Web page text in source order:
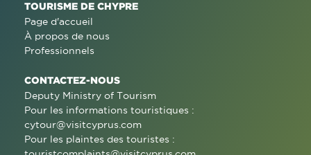
TOURISME DE CHYPRE
Page d'accueil
À propos de nous
Professionnels
CONTACTEZ-NOUS
Deputy Ministry of Tourism
Pour les informations touristiques :
cytour@visitcyprus.com
Pour les plaintes des touristes :